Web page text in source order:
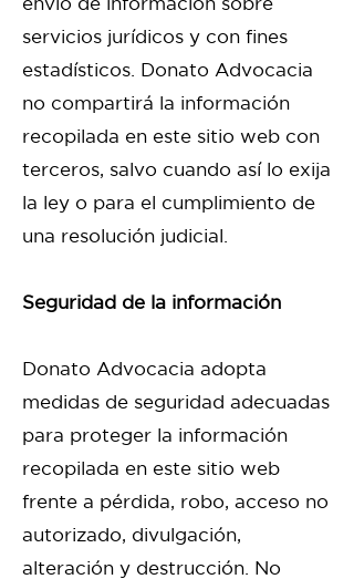
servicios jurídicos y con fines
estadísticos. Donato Advocacia
no compartirá la información
recopilada en este sitio web con
terceros, salvo cuando así lo exija
la ley o para el cumplimiento de
una resolución judicial.
Seguridad de la información
Donato Advocacia adopta
medidas de seguridad adecuadas
para proteger la información
recopilada en este sitio web
frente a pérdida, robo, acceso no
autorizado, divulgación,
alteración y destrucción. No